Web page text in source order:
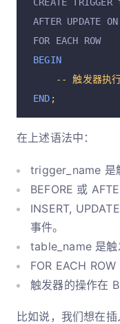
CREATE
AFTER UPDATE
FOR EACH ROW
BEGIN
--
触发器执
END ;
在上述语法中：
trigger_name 是
BEFORE 或
INSERT,
事件。
table_name 是触
FOR EACH ROW
触发器的操作在
比如说，我们想在